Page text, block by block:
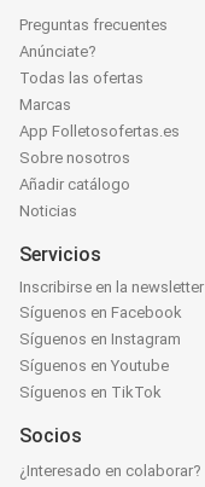
Preguntas frecuentes
Anúnciate?
Todas las ofertas
Marcas
App Folletosofertas.es
Sobre nosotros
Añadir catálogo
Noticias
Servicios
Inscribirse en la newsletter
Síguenos en Facebook
Síguenos en Instagram
Síguenos en Youtube
Síguenos en TikTok
Socios
¿Interesado en colaborar?